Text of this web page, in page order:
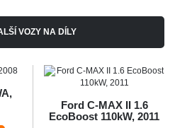
VOZY NA DÍLY
Ford C-MAX II 1.6
EcoBoost 110kW, 2011